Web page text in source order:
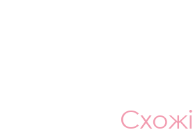
Схожі